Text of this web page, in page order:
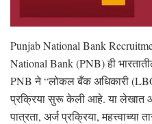
Punjab National Bank
National Bank (PNB) ही
PNB ने “लोकल बँक अधिकारी
प्रक्रिया सुरू केली आहे. या लेखात
पात्रता, अर्ज प्रक्रिया, महत्त्वाच्या